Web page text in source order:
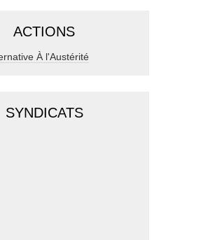
ACTIONS
À l'Austérité
SYNDICATS